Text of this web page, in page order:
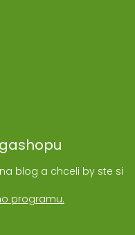
blog a chceli by ste si
programu.